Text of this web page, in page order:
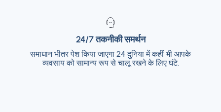
24/7 तकनीकी समर्थन
समाधान भीतर पेश किया जाएगा 24 दुनिया में कहीं भी आपके
व्यवसाय को सामान्य रूप से चालू रखने के लिए घंटे.
24/7 तकनीकी समर्थन
समाधान भीतर पेश किया जाएगा 24 दुनिया में कहीं भी आपके
व्यवसाय को सामान्य रूप से चालू रखने के लिए घंटे.